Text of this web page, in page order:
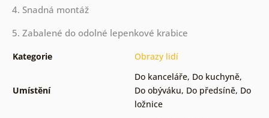
4. Snadná montáž
5. Zabalené do odolné lepenkové krabice
Kategorie Obrazy lidí
Umístění
Do kanceláře, Do kuchyně,
Do obýváku, Do předsíně, Do
ložnice